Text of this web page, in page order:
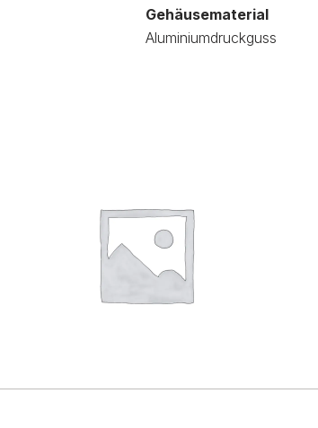
Gehäusematerial
Aluminiumdruckguss